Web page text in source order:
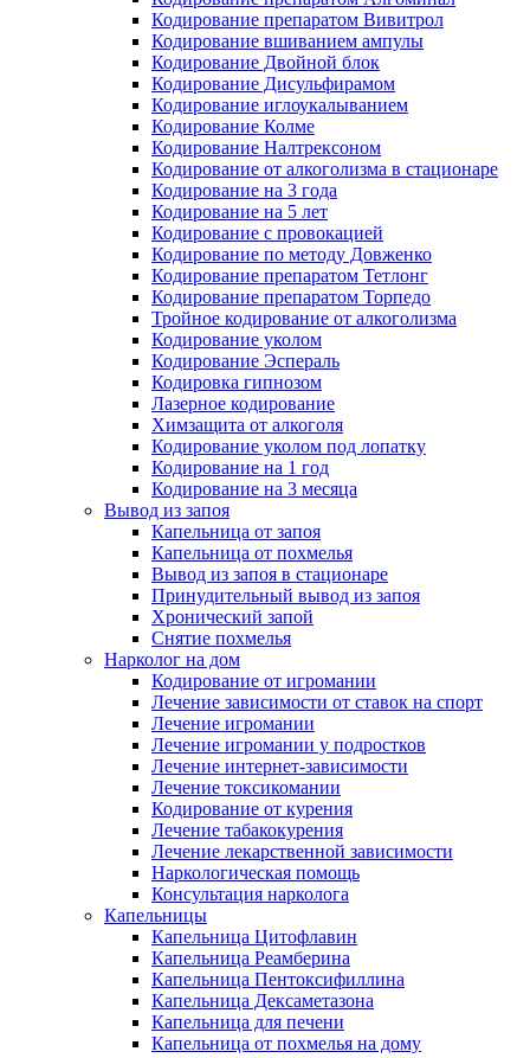
Кодирование препаратом Вивитрол
Кодирование вшиванием ампулы
Кодирование Двойной блок
Кодирование Дисульфирамом
Кодирование иглоукалыванием
Кодирование Колме
Кодирование Налтрексоном
Кодирование от алкоголизма в стационаре
Кодирование на 3 года
Кодирование на 5 лет
Кодирование с провокацией
Кодирование по методу Довженко
Кодирование препаратом Тетлонг
Кодирование препаратом Торпедо
Тройное кодирование от алкоголизма
Кодирование уколом
Кодирование Эспераль
Кодировка гипнозом
Лазерное кодирование
Химзащита от алкоголя
Кодирование уколом под лопатку
Кодирование на 1 год
Кодирование на 3 месяца
Вывод из запоя
Капельница от запоя
Капельница от похмелья
Вывод из запоя в стационаре
Принудительный вывод из запоя
Хронический запой
Снятие похмелья
Нарколог на дом
Кодирование от игромании
Лечение зависимости от ставок на спорт
Лечение игромании
Лечение игромании у подростков
Лечение интернет-зависимости
Лечение токсикомании
Кодирование от курения
Лечение табакокурения
Лечение лекарственной зависимости
Наркологическая помощь
Консультация нарколога
Капельницы
Капельница Цитофлавин
Капельница Реамберина
Капельница Пентоксифиллина
Капельница Дексаметазона
Капельница для печени
Капельница от похмелья на дому